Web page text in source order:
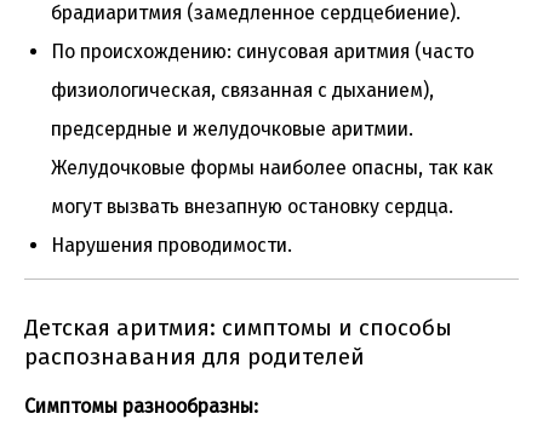
брадиаритмия (замедленное сердцебиение).
По происхождению: синусовая аритмия (часто
физиологическая, связанная с дыханием),
предсердные и желудочковые аритмии.
Желудочковые формы наиболее опасны, так как
могут вызвать внезапную остановку сердца.
Нарушения проводимости.
Детская аритмия: симптомы и способы
распознавания для родителей
Симптомы разнообразны: